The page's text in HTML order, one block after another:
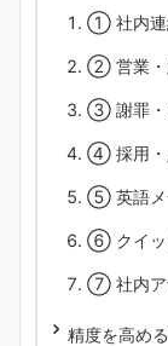
① 社内連
② 営業・
③ 謝罪・
④ 採用・
⑤ 英語メ
⑥ クイッ
⑦ 社内ア
精度を高め